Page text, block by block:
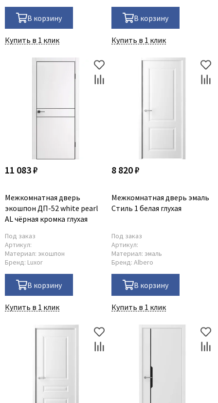
В корзину
Купить в 1 клик
В корзину
Купить в 1 клик
11 083 ₽
Межкомнатная дверь
экошпон ДП-52 white pearl
AL чёрная кромка глухая
Под заказ
Артикул:
Материал: экошпон
Бренд: Luxor
В корзину
Купить в 1 клик
8 820 ₽
Межкомнатная дверь эмаль
Стиль 1 белая глухая
Под заказ
Артикул:
Материал: эмаль
Бренд: Albero
В корзину
Купить в 1 клик